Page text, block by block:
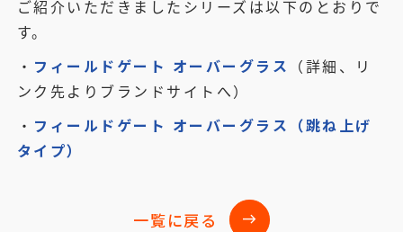
ご紹介いただきましたシリーズは以下のとおりで
す。
・ フィールドゲート オーバーグラス （詳細、リ
ンク先よりブランドサイトへ）
・ フィールドゲート オーバーグラス（跳ね上げ
タイプ）
一覧に戻る east